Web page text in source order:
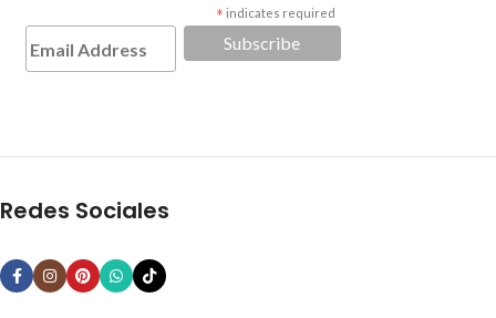
* indicates required
Redes Sociales